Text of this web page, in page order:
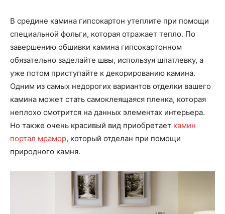
В средине камина гипсокартон утеплите при помощи
специальной фольги, которая отражает тепло. По
завершению обшивки камина гипсокартонном
обязательно заделайте швы, используя шпатлевку, а
уже потом приступайте к декорированию камина.
Одним из самых недорогих вариантов отделки вашего
камина может стать самоклеящаяся пленка, которая
неплохо смотрится на данных элементах интерьера.
Но также очень красивый вид приобретает камин
портал мрамор, который отделан при помощи
природного камня.